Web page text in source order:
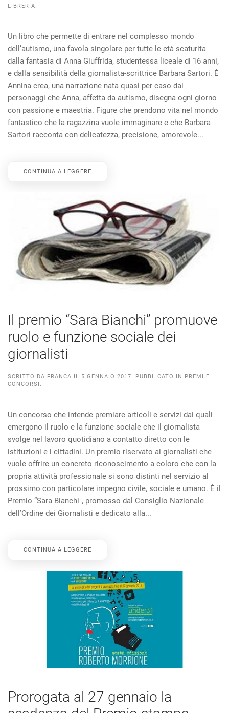
LIBRERIA.
Un libro che permette di entrare nel complesso mondo
dell’autismo, una favola singolare per tutte le età scaturita
dalla fantasia di Anna Giuffrida, studentessa liceale di 16 anni,
e dalla sensibilità della giornalista-scrittrice Barbara Sartori. È
Annina crea, una narrazione nata quasi per caso dai
personaggi che Anna, affetta da autismo, disegna ogni giorno
con passione e maestria. Figure che prendono vita nel mondo
fantastico che la ragazzina vuole immaginare e che Barbara
Sartori racconta con delicatezza, precisione, amorevole...
CONTINUA A LEGGERE
Il premio “Sara Bianchi” promuove
ruolo e funzione sociale dei
giornalisti
SCRITTO DA FRANCA IL 5 GENNAIO 2017. PUBBLICATO IN PREMI E
CONCORSI .
Un concorso che intende premiare articoli e servizi dai quali
emergono il ruolo e la funzione sociale che il giornalista
svolge nel lavoro quotidiano a contatto diretto con le
istituzioni e i cittadini. Un premio riservato ai giornalisti che
vuole offrire un concreto riconoscimento a coloro che con la
propria attività professionale si sono distinti nel servizio al
prossimo con particolare impegno civile, sociale e umano. È il
Premio “Sara Bianchi″, promosso dal Consiglio Nazionale
dell’Ordine dei Giornalisti e dedicato alla...
CONTINUA A LEGGERE
Prorogata al 27 gennaio la